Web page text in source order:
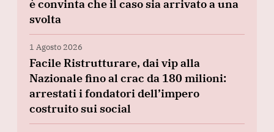
è convinta che il caso sia arrivato a una
svolta
1 Agosto 2026
Facile Ristrutturare, dai vip alla
Nazionale fino al crac da 180 milioni:
arrestati i fondatori dell’impero
costruito sui social